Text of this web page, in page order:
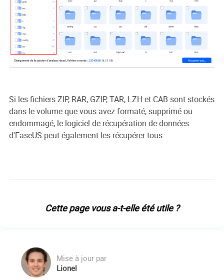
Si les fichiers ZIP, RAR, GZIP, TAR, LZH et CAB sont stockés
dans le volume que vous avez formaté, supprimé ou
endommagé, le logiciel de récupération de données
d'EaseUS peut également les récupérer tous.
Cette page vous a-t-elle été utile ?
Mise à jour par
Lionel